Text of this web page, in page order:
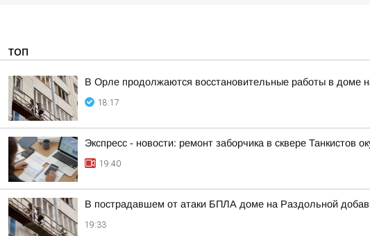
ТОП
В Орле продолжаются восстановительные работы в доме
18:17
Экспресс - новости: ремонт заборчика в сквере Танкистов
19:40
В пострадавшем от атаки БПЛА доме на Раздольной
19:33